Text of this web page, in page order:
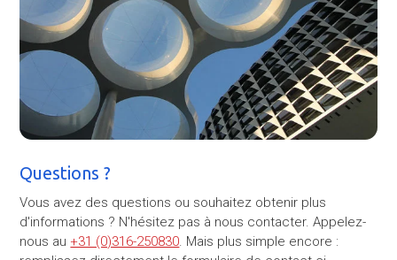
Questions ?
Vous avez des questions ou souhaitez obtenir plus
d'informations ? N'hésitez pas à nous contacter. Appelez-
nous au +31 (0)316-250830. Mais plus simple encore :